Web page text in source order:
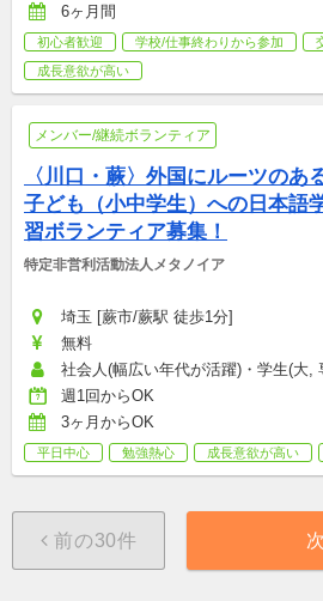
6ヶ月間
初心者歓迎 学校/仕事終わりから参加
成長意欲が高い
メンバー/継続ボランティア
〈川口・蕨〉外国にルーツのあ
子ども（小中学生）への日本語
習ボランティア募集！
特定非営利活動法人メタノイア
埼玉 [蕨市/蕨駅 徒歩1分]
無料
社会人(幅広い年代が活躍)・学生(大,
週1回からOK
3ヶ月からOK
平日中心 勉強熱心 成長意欲が高い
前の30件